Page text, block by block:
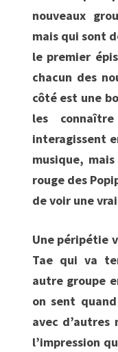
nouveaux
mais qui sont
le premier
chacun des
côté est une
les
interagissent
musique,
rouge des
de voir une
Une péripétie
Tae qui va
autre groupe
on sent
avec
l’impression